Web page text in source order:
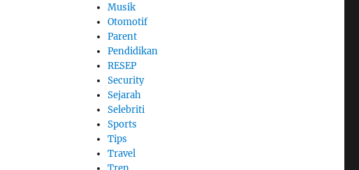
Musik
Otomotif
Parent
Pendidikan
RESEP
Security
Sejarah
Selebriti
Sports
Tips
Travel